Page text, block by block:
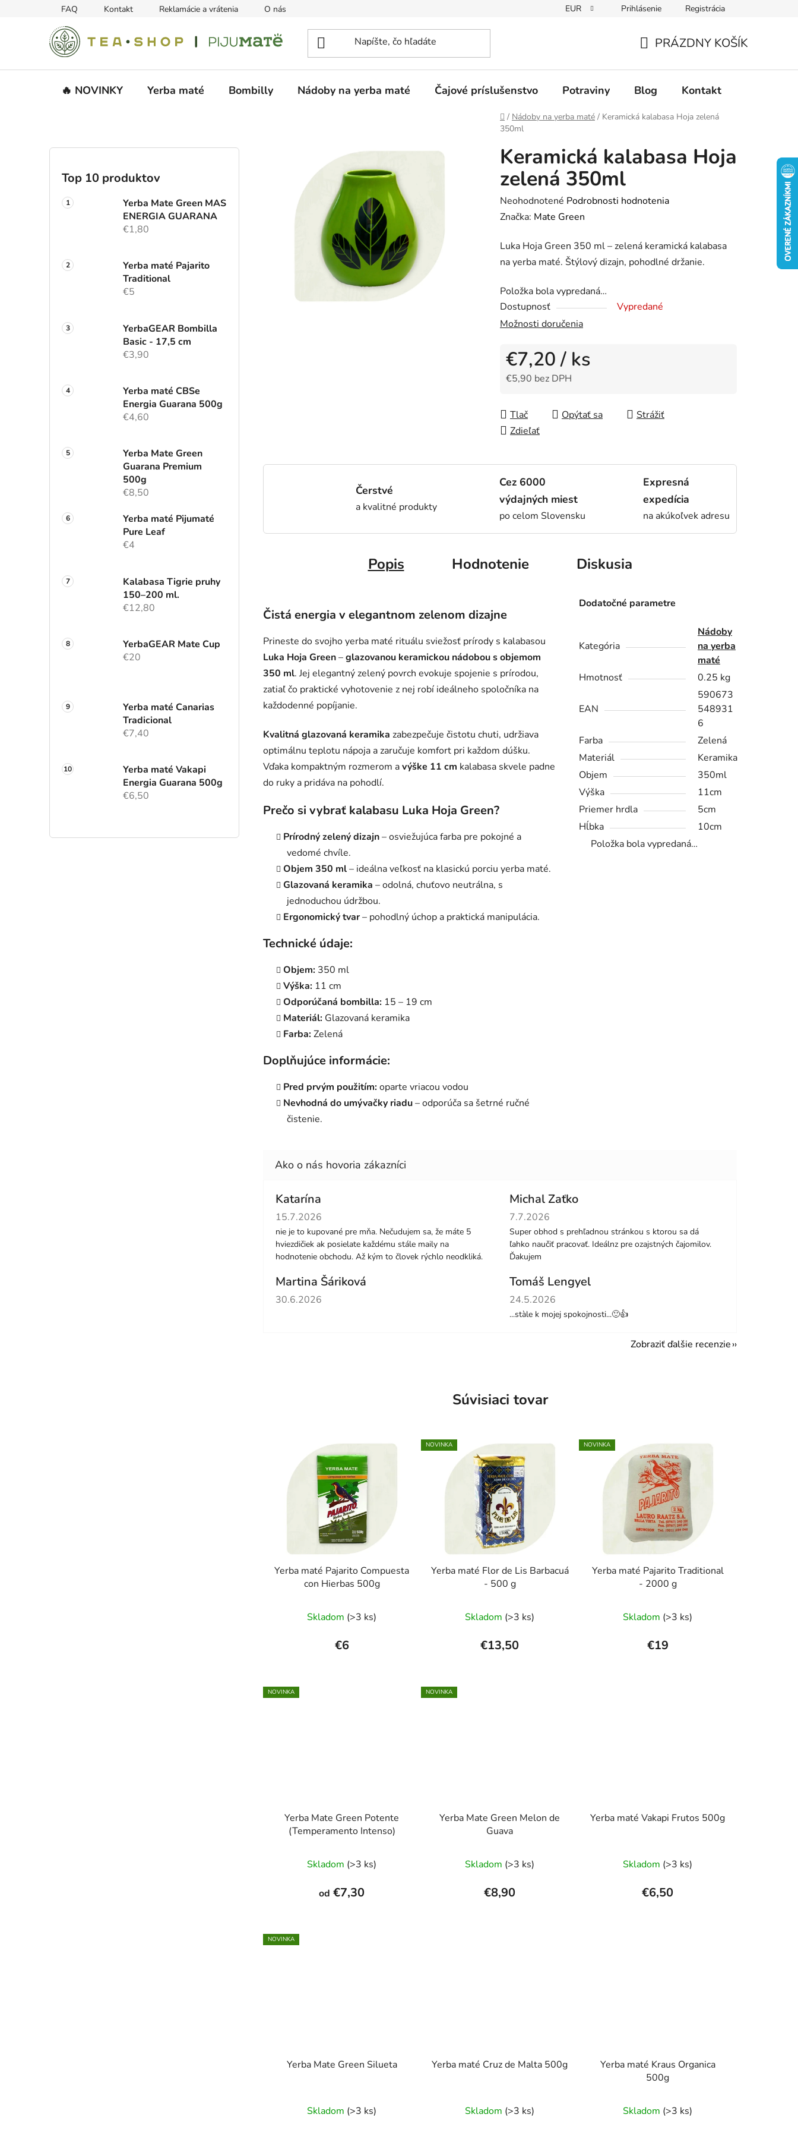
FAQ Kontakt Reklamácie a vrátenia O nás EUR Prihlásenie Registrácia
KOŠÍK
PRÁZDNY KOŠÍK
🔥 NOVINKY Yerba maté Bombilly Nádoby na yerba maté Čajové príslušenstvo Potraviny Blog Kontakt
Domov
/ Nádoby na yerba maté / Keramická kalabasa Hoja zelená
350ml
Top 10 produktov
Yerba Mate Green MAS
ENERGIA GUARANA
€1,80
Yerba maté Pajarito
Traditional
€5
YerbaGEAR Bombilla
Basic - 17,5 cm
€3,90
Yerba maté CBSe
Energia Guarana 500g
€4,60
Yerba Mate Green
Guarana Premium
500g
€8,50
Yerba maté Pijumaté
Pure Leaf
€4
Kalabasa Tigrie pruhy
150–200 ml.
€12,80
YerbaGEAR Mate Cup
€20
Yerba maté Canarias
Tradicional
€7,40
Yerba maté Vakapi
Energia Guarana 500g
€6,50
Keramická kalabasa Hoja
zelená 350ml
Priemerné
hodnotenie
je
0,0
5
hviezdičiek.
Neohodnotené Podrobnosti hodnotenia
Značka: Mate Green
Luka Hoja Green 350 ml – zelená keramická kalabasa
na yerba maté. Štýlový dizajn, pohodlné držanie.
Položka bola vypredaná…
Dostupnosť
Vypredané
Možnosti doručenia
€7,20/ ks
€5,90 bez DPH
Tlač
Opýtať sa
Strážiť
Zdieľať
Čerstvé
a kvalitné produkty
Cez 6000
výdajných miest
po celom Slovensku
Expresná
expedícia
na akúkoľvek adresu
Popis Hodnotenie Diskusia
Čistá energia v elegantnom zelenom dizajne
Prineste do svojho yerba maté rituálu sviežosť prírody s kalabasou
Luka Hoja Green–glazovanou keramickou nádobou s objemom
350 ml. Jej elegantný zelený povrch evokuje spojenie s prírodou,
zatiaľ čo praktické vyhotovenie z nej robí ideálneho spoločníka na
každodenné popíjanie.
Kvalitná glazovaná keramika zabezpečuje čistotu chuti, udržiava
optimálnu teplotu nápoja a zaručuje komfort pri každom dúšku.
Vďaka kompaktným rozmerom avýške 11 cm kalabasa skvele padne
do ruky a pridáva na pohodlí.
Prečo si vybrať kalabasu Luka Hoja Green?
Prírodný zelený dizajn– osviežujúca farba pre pokojné a
vedomé chvíle.
Objem 350 ml– ideálna veľkosť na klasickú porciu yerba maté.
Glazovaná keramika – odolná, chuťovo neutrálna, s
jednoduchou údržbou.
Ergonomický tvar– pohodlný úchop a praktická manipulácia.
Technické údaje:
Objem: 350 ml
Výška: 11 cm
Odporúčaná bombilla: 15 – 19 cm
Materiál: Glazovaná keramika
Farba:Zelená
Doplňujúce informácie:
Pred prvým použitím:oparte vriacou vodou
Nevhodná do umývačky riadu– odporúča sa šetrné ručné
čistenie.
Dodatočné parametre
Kategória
Nádoby
na yerba
maté
Hmotnosť
0.25 kg
EAN
590673
548931
6
Farba
Zelená
Materiál
Keramika
Objem
350ml
Výška
11cm
Priemer hrdla
5cm
Hĺbka
10cm
Položka bola vypredaná…
Katarína
Hodnotenie obchodu je 5 z 5 hviezdičiek.
15.7.2026
nie je to kupované pre mňa. Nečudujem sa, že máte 5
hviezdičiek ak posielate každému stále maily na
hodnotenie obchodu. Až kým to človek rýchlo neodkliká.
Michal Zaťko
Hodnotenie obchodu je 5 z 5 hviezdičiek.
7.7.2026
Super obhod s prehľadnou stránkou s ktorou sa dá
ľahko naučiť pracovať. Ideálnz pre ozajstných čajomilov.
Ďakujem
Martina Šáriková
Hodnotenie obchodu je 5 z 5 hviezdičiek.
30.6.2026
Tomáš Lengyel
Hodnotenie obchodu je 5 z 5 hviezdičiek.
24.5.2026
...stàle k mojej spokojnosti...🙂👍
Zobraziť ďalšie recenzie
Súvisiaci tovar
Yerba maté Pajarito Compuesta
con Hierbas 500g
hodnotenie
produktu
Skladom (>3 ks)
€6
NOVINKA
Yerba maté Flor de Lis Barbacuá
- 500 g
Skladom (>3 ks)
€13,50
NOVINKA
Yerba maté Pajarito Traditional
- 2000 g
Skladom (>3 ks)
€19
NOVINKA
Yerba Mate Green Potente
(Temperamento Intenso)
Skladom (>3 ks)
od €7,30
NOVINKA
Yerba Mate Green Melon de
Guava
Skladom (>3 ks)
€8,90
Yerba maté Vakapi Frutos 500g
hodnotenie
produktu
je
Skladom (>3 ks)
€6,50
NOVINKA
Yerba Mate Green Silueta
Skladom (>3 ks)
Yerba maté Cruz de Malta 500g
hodnotenie
Skladom (>3 ks)
Yerba maté Kraus Organica
500g
hodnotenie
Skladom (>3 ks)